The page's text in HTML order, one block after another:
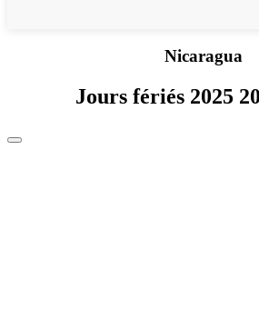
Nicaragua
Jours fériés 2025